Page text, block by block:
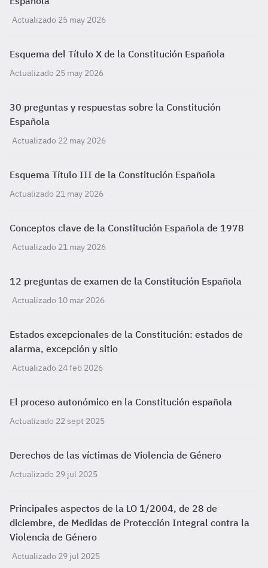
Actualizado 25 may 2026
Esquema del Título X de la Constitución Española
Actualizado 25 may 2026
30 preguntas y respuestas sobre la Constitución
Española
Actualizado 22 may 2026
Esquema Título III de la Constitución Española
Actualizado 21 may 2026
Conceptos clave de la Constitución Española de 1978
Actualizado 21 may 2026
12 preguntas de examen de la Constitución Española
Actualizado 10 mar 2026
Estados excepcionales de la Constitución: estados de
alarma, excepción y sitio
Actualizado 24 feb 2026
El proceso autonómico en la Constitución española
Actualizado 22 sept 2025
Derechos de las víctimas de Violencia de Género
Actualizado 29 jul 2025
Principales aspectos de la LO 1/2004, de 28 de
diciembre, de Medidas de Protección Integral contra la
Violencia de Género
Actualizado 29 jul 2025